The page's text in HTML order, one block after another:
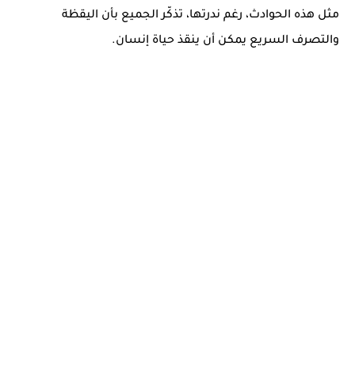
مثل هذه الحوادث، رغم ندرتها، تذكّر الجميع بأن اليقظة
والتصرف السريع يمكن أن ينقذ حياة إنسان.